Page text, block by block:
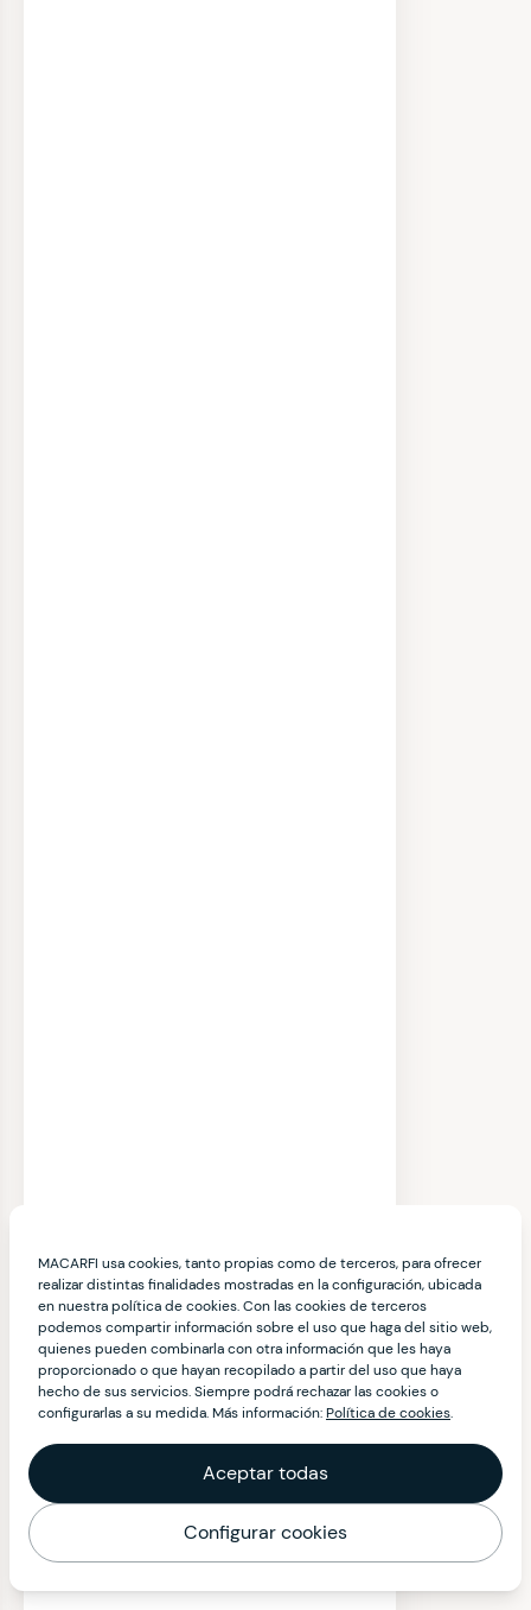
MACARFI usa cookies, tanto propias como de terceros, para ofrecer
realizar distintas finalidades mostradas en la configuración, ubicada
en nuestra política de cookies. Con las cookies de terceros
podemos compartir información sobre el uso que haga del sitio web,
quienes pueden combinarla con otra información que les haya
proporcionado o que hayan recopilado a partir del uso que haya
hecho de sus servicios. Siempre podrá rechazar las cookies o
configurarlas a su medida. Más información:Política de cookies.
Aceptar todas
Configurar cookies